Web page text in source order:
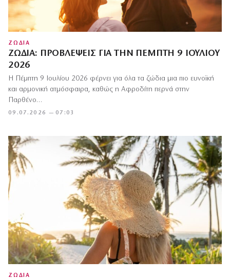
ΖΩΔΙΑ
ΖΏΔΙΑ: ΠΡΟΒΛΈΨΕΙΣ ΓΙΑ ΤΗΝ ΠΈΜΠΤΗ 9 ΙΟΥΛΊΟΥ
2026
09.07.2026 — 07:03
Η Πέμπτη 9 Ιουλίου 2026 φέρνει για όλα τα ζώδια μια πιο ευνοϊκή
και αρμονική ατμόσφαιρα, καθώς η Αφροδίτη περνά στην
Παρθένο…
ΖΩΔΙΑ